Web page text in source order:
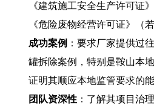
《建筑施工安全生产许可证
《危险废物经营许可证》（
成功案例 ：要求厂家提供过
罐拆除案例，特别是鞍山本
证明其顺应本地监管要求的能
团队资深性 ：了解其项目治